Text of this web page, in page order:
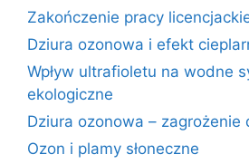
Zakończenie pracy
Dziura ozonowa i efekt
Wpływ ultrafioletu na wodne
ekologiczne
Dziura ozonowa – zagrożenie
Ozon i plamy słoneczne